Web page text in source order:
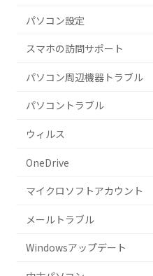
パソコン設定
スマホの訪問サポート
パソコン周辺機器トラブル
パソコントラブル
ウィルス
OneDrive
マイクロソフトアカウント
メールトラブル
Windowsアップデート